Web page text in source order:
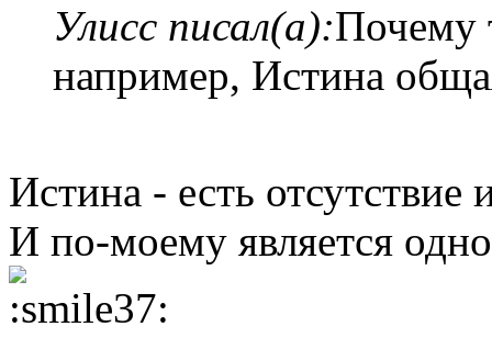
Улисс писал(а):Почему
например, Истина
Истина - есть
И по-моему является